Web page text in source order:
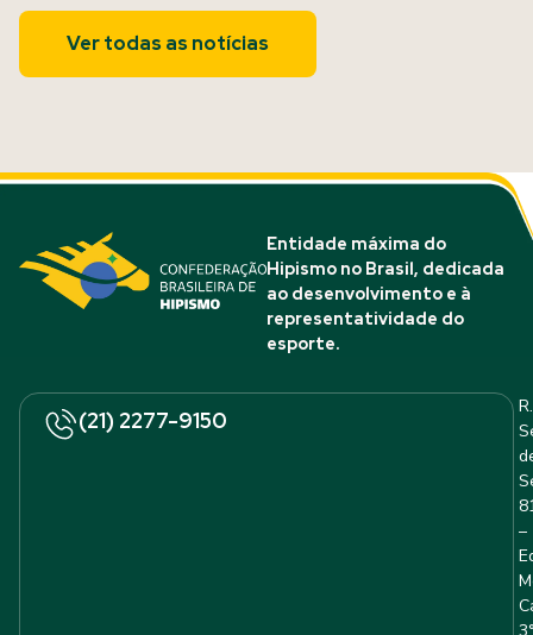
Ver todas as notícias
Entidade máxima do
Hipismo no Brasil, dedicada
ao desenvolvimento e à
representatividade do
esporte.
(21) 2277-9150
R.
–